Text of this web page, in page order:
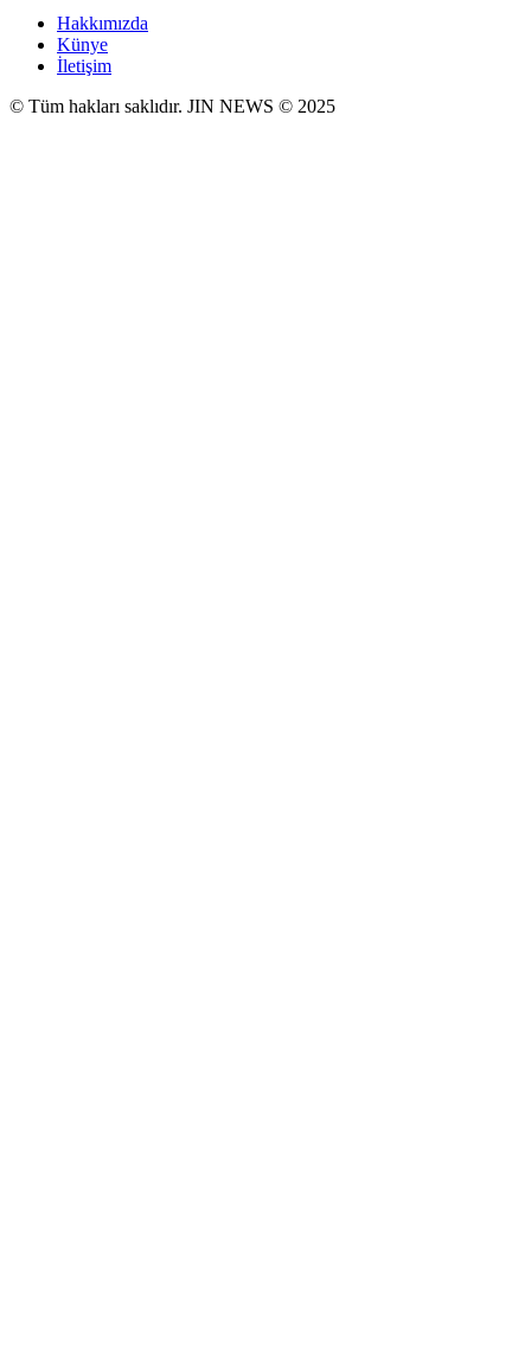
Hakkımızda
Künye
İletişim
© Tüm hakları saklıdır. JIN NEWS © 2025